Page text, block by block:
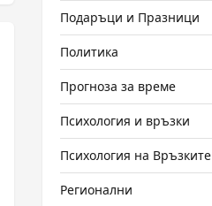
Подаръци и Празници
Политика
Прогноза за време
Психология и връзки
Психология на Връзките
Регионални